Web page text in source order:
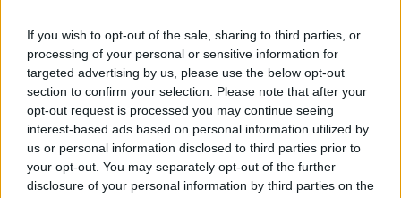
If you wish to opt-out of the sale, sharing to third parties, or
processing of your personal or sensitive information for
targeted advertising by us, please use the below opt-out
section to confirm your selection. Please note that after your
opt-out request is processed you may continue seeing
interest-based ads based on personal information utilized by
us or personal information disclosed to third parties prior to
your opt-out. You may separately opt-out of the further
disclosure of your personal information by third parties on the
Un contenitore estremamente apprezzato dai telespettatori, che va
in onda dal 2013. Oggi la puntata era dedicata aiGrandi maestri
del coloreche hanno lasciato una impronta indelebile nella Storia
dell'Arte. La narrazione è partita da Roma, sulle tracce di
Caravaggio, fino ad arrivare nella nostra città. Come non inserire,
infatti, in questo approfondimento il genio aretino del Rinascimento.